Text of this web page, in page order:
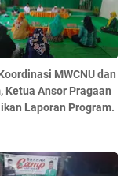
MWCNU dan
Ketua Ansor Pragaan
Laporan Program.